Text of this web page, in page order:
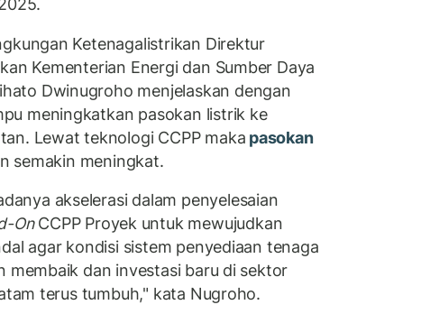
Ketenagalistrikan Direktur
Kementerian Energi dan Sumber Daya
Dwinugroho menjelaskan dengan
meningkatkan pasokan listrik ke
Lewat teknologi CCPP maka pasokan
semakin meningkat.
akselerasi dalam penyelesaian
OnCCPP Proyek untuk mewujudkan
agar kondisi sistem penyediaan tenaga
membaik dan investasi baru di sektor
terus tumbuh," kata Nugroho.